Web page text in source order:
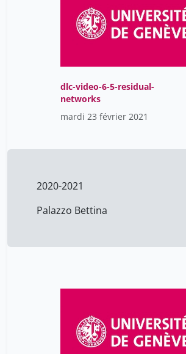
dlc-video-6-5-residual-
networks
mardi 23 février 2021
2020-2021
Palazzo Bettina